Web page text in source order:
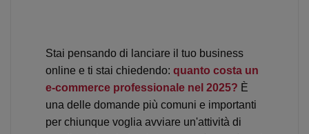
Stai pensando di lanciare il tuo business
online e ti stai chiedendo: quanto costa un
e-commerce professionale nel 2025? È
una delle domande più comuni e importanti
per chiunque voglia avviare un'attività di